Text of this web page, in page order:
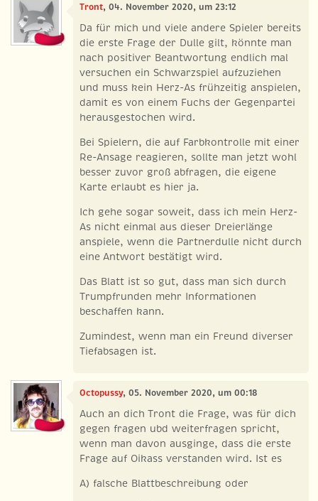
Tront, 04. November 2020, um 23:12
Da für mich und viele andere Spieler bereits
die erste Frage der Dulle gilt, könnte man
nach positiver Beantwortung endlich mal
versuchen ein Schwarzspiel aufzuziehen
und muss kein Herz-As frühzeitig anspielen,
damit es von einem Fuchs der Gegenpartei
herausgestochen wird.
Bei Spielern, die auf Farbkontrolle mit einer
Re-Ansage reagieren, sollte man jetzt wohl
besser zuvor groß abfragen, die eigene
Karte erlaubt es hier ja.
Ich gehe sogar soweit, dass ich mein Herz-
As nicht einmal aus dieser Dreierlänge
anspiele, wenn die Partnerdulle nicht durch
eine Antwort bestätigt wird.
Das Blatt ist so gut, dass man sich durch
Trumpfrunden mehr Informationen
beschaffen kann.
Zumindest, wenn man ein Freund diverser
Tiefabsagen ist.
Octopussy, 05. November 2020, um 00:18
Auch an dich Tront die Frage, was für dich
gegen fragen ubd weiterfragen spricht,
wenn man davon ausginge, dass die erste
Frage auf Oikass verstanden wird. Ist es
A) falsche Blattbeschreibung oder